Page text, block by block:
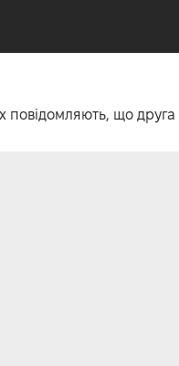
повідомляють, що друга